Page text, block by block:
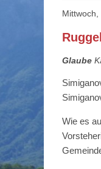
Glaube
Wie es